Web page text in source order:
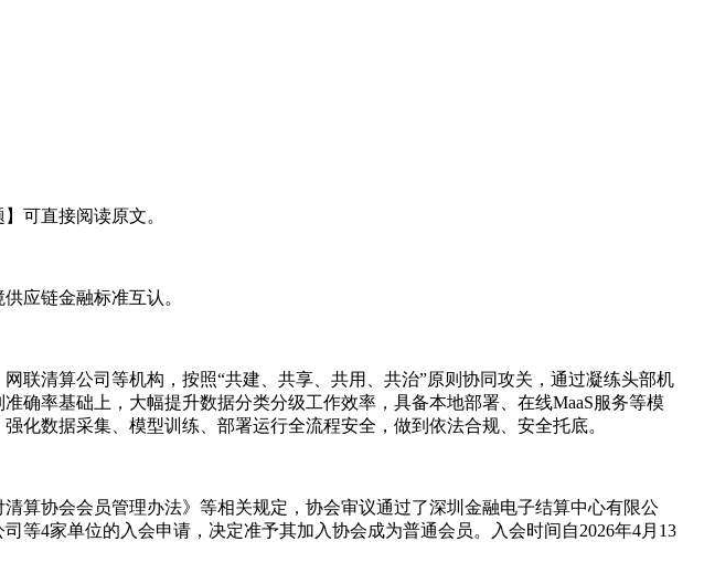
可直接阅读原文。
应链金融标准互认。
联清算公司等机构，按照“共建、共享、共用、共治”原则协同攻关，通过凝练头部机
确率基础上，大幅提升数据分类分级工作效率，具备本地部署、在线MaaS服务等模
化数据采集、模型训练、部署运行全流程安全，做到依法合规、安全托底。
算协会会员管理办法》等相关规定，协会审议通过了深圳金融电子结算中心有限公
4家单位的入会申请，决定准予其加入协会成为普通会员。入会时间自2026年4月13